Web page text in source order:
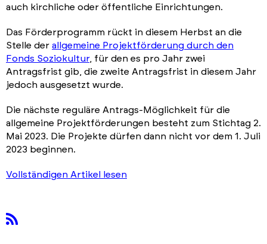
auch kirchliche oder öffentliche Einrichtungen.
Das Förderprogramm rückt in diesem Herbst an die
Stelle der allgemeine Projektförderung durch den
Fonds Soziokultur, für den es pro Jahr zwei
Antragsfrist gib, die zweite Antragsfrist in diesem Jahr
jedoch ausgesetzt wurde.
Die nächste reguläre Antrags-Möglichkeit für die
allgemeine Projektförderungen besteht zum Stichtag 2.
Mai 2023. Die Projekte dürfen dann nicht vor dem 1. Juli
2023 beginnen.
Vollständigen Artikel lesen